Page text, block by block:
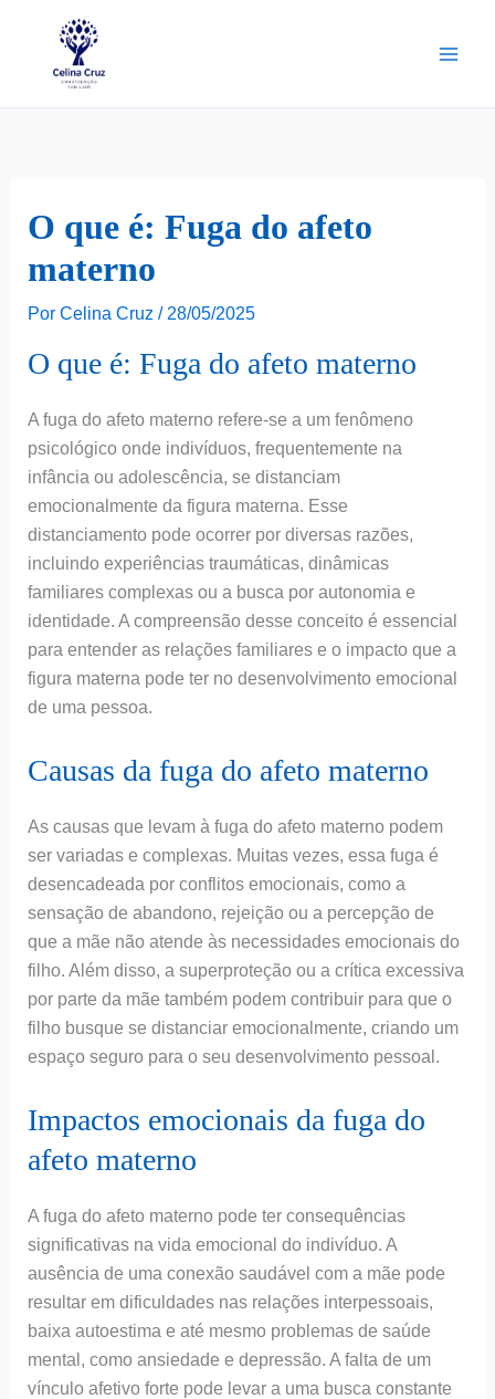
O que é: Fuga do afeto
materno
Por Celina Cruz / 28/05/2025
O que é: Fuga do afeto materno
A fuga do afeto materno refere-se a um fenômeno
psicológico onde indivíduos, frequentemente na
infância ou adolescência, se distanciam
emocionalmente da figura materna. Esse
distanciamento pode ocorrer por diversas razões,
incluindo experiências traumáticas, dinâmicas
familiares complexas ou a busca por autonomia e
identidade. A compreensão desse conceito é essencial
para entender as relações familiares e o impacto que a
figura materna pode ter no desenvolvimento emocional
de uma pessoa.
Causas da fuga do afeto materno
As causas que levam à fuga do afeto materno podem
ser variadas e complexas. Muitas vezes, essa fuga é
desencadeada por conflitos emocionais, como a
sensação de abandono, rejeição ou a percepção de
que a mãe não atende às necessidades emocionais do
filho. Além disso, a superproteção ou a crítica excessiva
por parte da mãe também podem contribuir para que o
filho busque se distanciar emocionalmente, criando um
espaço seguro para o seu desenvolvimento pessoal.
Impactos emocionais da fuga do
afeto materno
A fuga do afeto materno pode ter consequências
significativas na vida emocional do indivíduo. A
ausência de uma conexão saudável com a mãe pode
resultar em dificuldades nas relações interpessoais,
baixa autoestima e até mesmo problemas de saúde
mental, como ansiedade e depressão. A falta de um
vínculo afetivo forte pode levar a uma busca constante